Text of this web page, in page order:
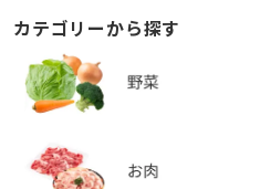
カテゴリーから探す